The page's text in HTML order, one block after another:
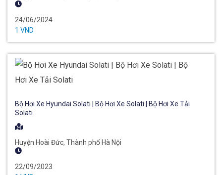
24/06/2024
1 VND
Bộ Hơi Xe Hyundai Solati | Bộ Hơi Xe Solati | Bộ Hơi Xe Tải
Solati
Huyện Hoài Đức, Thành phố Hà Nội
22/09/2023